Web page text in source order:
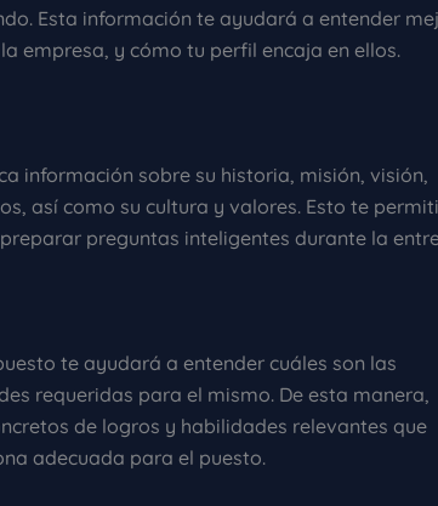
Esta información te ayudará a entender
empresa, y cómo tu perfil encaja en ellos.
información sobre su historia, misión, visión,
así como su cultura y valores. Esto te
preguntas inteligentes durante la
te ayudará a entender cuáles son las
requeridas para el mismo. De esta manera,
de logros y habilidades relevantes que
adecuada para el puesto.